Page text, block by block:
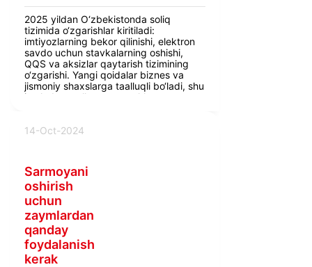
2025 yildan O‘zbekistonda soliq
tizimida o‘zgarishlar kiritiladi:
imtiyozlarning bekor qilinishi, elektron
savdo uchun stavkalarning oshishi,
QQS va aksizlar qaytarish tizimining
o‘zgarishi. Yangi qoidalar biznes va
jismoniy shaxslarga taalluqli bo‘ladi, shu
jumladan mulk, yer va yakka
14-Oct-2024
Sarmoyani
oshirish
uchun
zaymlardan
qanday
foydalanish
kerak